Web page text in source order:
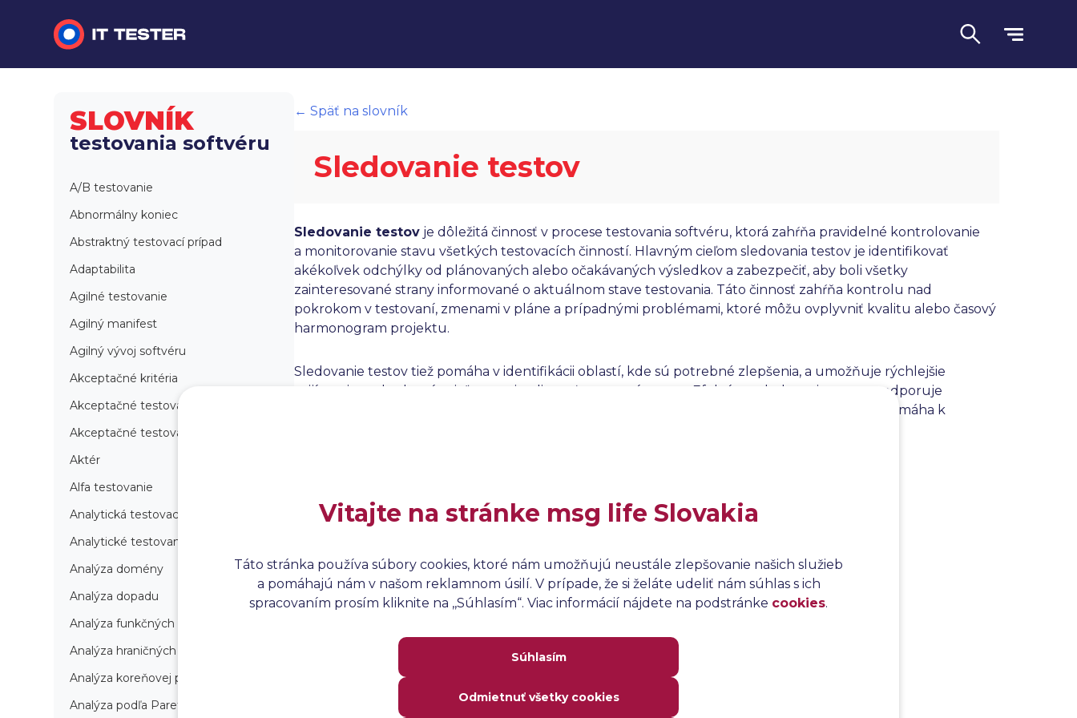
Automatizované testovanie
Slovník
SLOVNÍK
testovania softvéru
A/B testovanie
Abnormálny koniec
Abstraktný testovací prípad
Adaptabilita
Agilné testovanie
Agilný manifest
Agilný vývoj softvéru
Akceptačné kritéria
Akceptačné testovanie
Akceptačné testovanie produkcie
Aktér
Alfa testovanie
Analytická testovacia stratégia
Analytické testovanie
Analýza domény
Analýza dopadu
Analýza funkčných bodov
Analýza hraničných hodnôt
Analýza koreňovej príčiny
Analýza podľa Paretovej metódy
← Späť na slovník
Sledovanie testov
Sledovanie testov je dôležitá činnosť v procese testovania softvéru, ktorá zahŕňa pravidelné kontrolovanie
a monitorovanie stavu všetkých testovacích činností. Hlavným cieľom sledovania testov je identifikovať
akékoľvek odchýlky od plánovaných alebo očakávaných výsledkov a zabezpečiť, aby boli všetky
zainteresované strany informované o aktuálnom stave testovania. Táto činnosť zahŕňa kontrolu nad
pokrokom v testovaní, zmenami v pláne a prípadnými problémami, ktoré môžu ovplyvniť kvalitu alebo časový
harmonogram projektu.
Sledovanie testov tiež pomáha v identifikácii oblastí, kde sú potrebné zlepšenia, a umožňuje rýchlejšie
prijímanie rozhodnutí s cieľom optimalizovať testovací
. Efektívne sledovanie testov podporuje
transparentnosť v rámci testovacieho tímu a medzi ďalšími zainteresovanými stranami, čo napomáha k
Vitajte na stránke msg life Slovakia
Táto stránka používa súbory cookies, ktoré nám umožňujú neustále zlepšovanie našich služieb
a pomáhajú nám v našom reklamnom úsilí. V prípade, že si želáte udeliť nám súhlas s ich
spracovaním prosím kliknite na ,,Súhlasím“. Viac informácií nájdete na podstránke cookies.
Súhlasím
Odmietnuť všetky cookies